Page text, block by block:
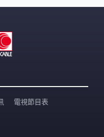
電視節目表